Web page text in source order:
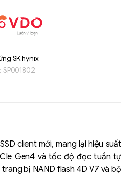
SK hynix
SP001802
client mới, mang lại hiệu suất
Gen4 và tốc độ đọc tuần tự
bị NAND flash 4D V7 và bộ